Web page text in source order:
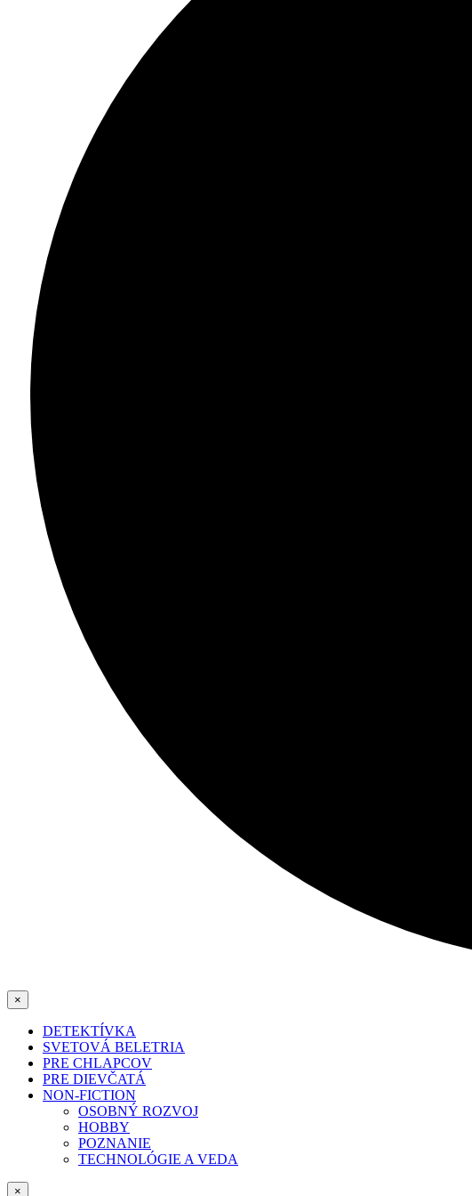
×
DETEKTÍVKA
SVETOVÁ BELETRIA
PRE CHLAPCOV
PRE DIEVČATÁ
NON-FICTION
OSOBNÝ ROZVOJ
HOBBY
POZNANIE
TECHNOLÓGIE A VEDA
×